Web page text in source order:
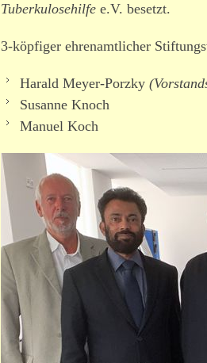
Tuberkulosehilfe e.V. besetzt.
3-köpfiger ehren­amt­licher
Harald Meyer-Porzky
Susanne Knoch
Manuel Koch